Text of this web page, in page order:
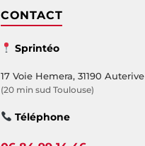
CONTACT
Sprintéo
17 Voie Hemera, 31190 Auterive
(20 min sud Toulouse)
Téléphone